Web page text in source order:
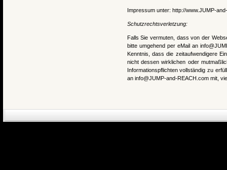
Impressum unter: http://www.JUMP-
Schutzrechtsverletzung:
Falls Sie vermuten, dass von der
bitte umgehend per eMail an
Kenntnis, dass die zeitaufwendigere
nicht dessen wirklichen oder
Informationspflichten vollständig zu
an info@JUMP-and-REACH.com mit,